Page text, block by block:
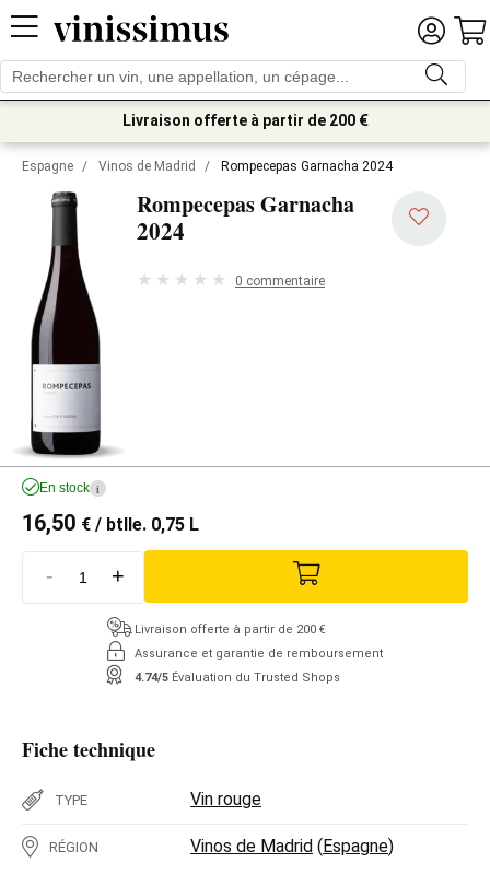
Livraison offerte à partir de 200 €
Espagne / Vinos de Madrid / Rompecepas Garnacha 2024
Rompecepas Garnacha
2024
0 commentaire
En stock i
16,50 € / btlle. 0,75 L
- +
Livraison offerte à partir de 200 €
Assurance et garantie de remboursement
4.74/5 Évaluation du Trusted Shops
Fiche technique
TYPE Vin rouge
RÉGION Vinos de Madrid (Espagne)